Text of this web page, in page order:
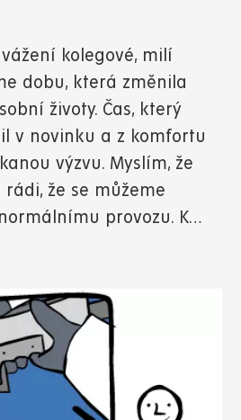
kolegové, milí
dobu, která změnila
životy. Čas, který
v novinku a z komfortu
výzvu. Myslím, že
že se můžeme
provozu. K…